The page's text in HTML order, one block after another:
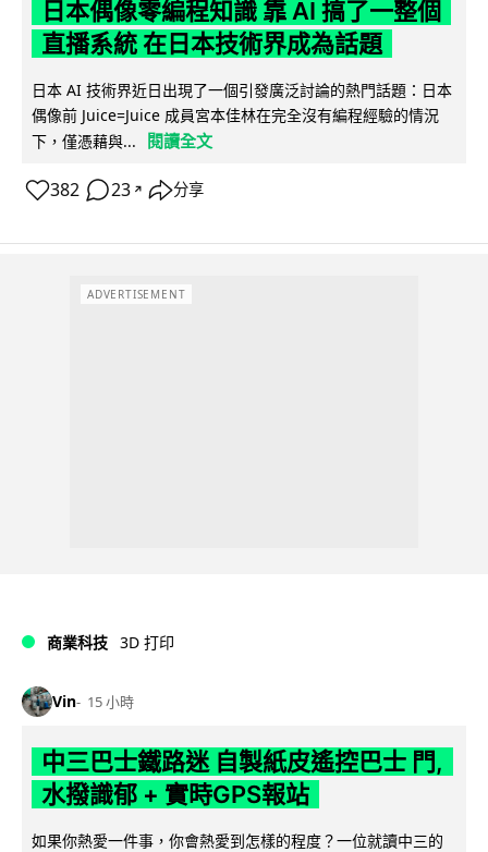
日本偶像零編程知識 靠 AI 搞了一整個
直播系統 在日本技術界成為話題
日本 AI 技術界近日出現了一個引發廣泛討論的熱門話題：日本
偶像前 Juice=Juice 成員宮本佳林在完全沒有編程經驗的情況
下，僅憑藉與...
閱讀全文
382 23 ↗ 分享
ADVERTISEMENT
商業科技 3D 打印
Vin 15 小時
中三巴士鐵路迷 自製紙皮遙控巴士 門,
水撥識郁 + 實時GPS報站
如果你熱愛一件事，你會熱愛到怎樣的程度？一位就讀中三的